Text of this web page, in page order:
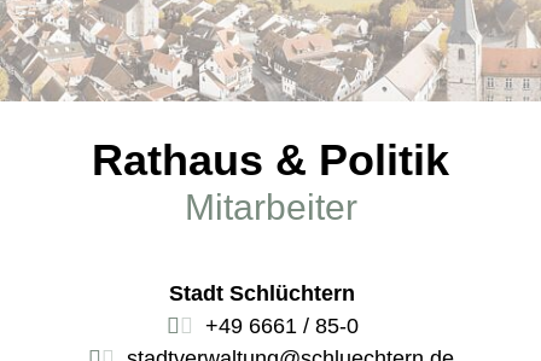
Rathaus & Politik
Mitarbeiter
Stadt Schlüchtern
+49 6661 / 85-0